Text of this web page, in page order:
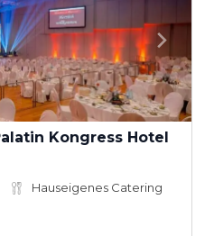
Kongress Hotel
Hauseigenes Catering